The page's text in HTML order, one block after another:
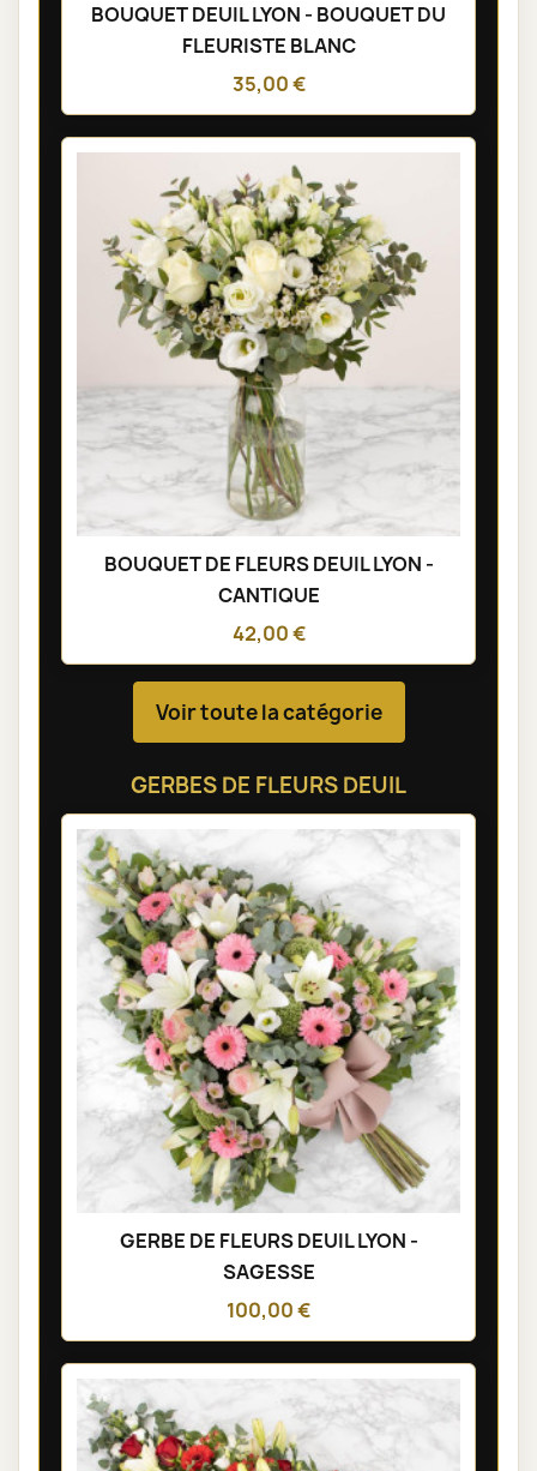
BOUQUET DEUIL LYON - BOUQUET DU
FLEURISTE BLANC
35,00 €
BOUQUET DE FLEURS DEUIL LYON -
CANTIQUE
42,00 €
Voir toute la catégorie
GERBES DE FLEURS DEUIL
GERBE DE FLEURS DEUIL LYON -
SAGESSE
100,00 €